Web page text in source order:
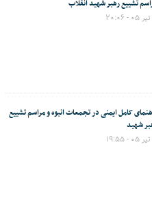
تشییع رهبر شهید انقلاب
کامل ایمنی در تجمعات انبوه و مراسم تشییع
شهید